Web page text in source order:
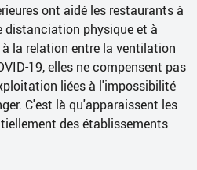
ont aidé les restaurants à
distanciation physique et à
la relation entre la ventilation
19, elles ne compensent pas
liées à l'impossibilité
C'est là qu'apparaissent les
des établissements